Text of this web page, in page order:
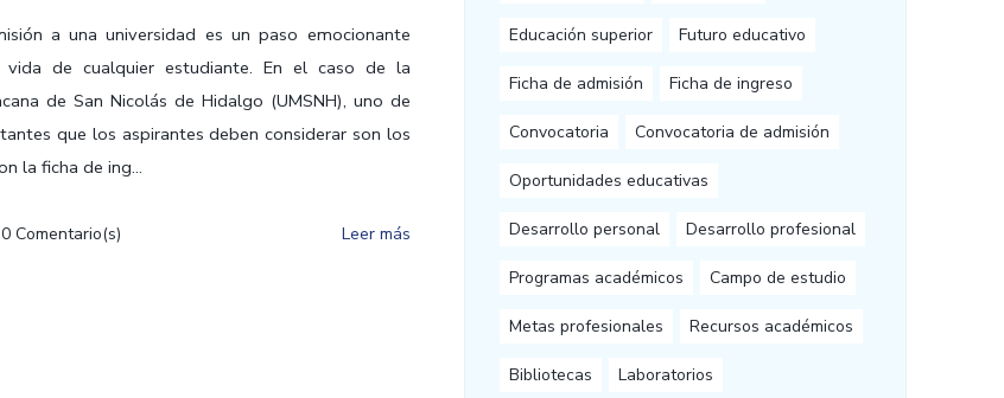
a una universidad es un paso emocionante
de cualquier estudiante. En el caso de la
de San Nicolás de Hidalgo (UMSNH), uno de
que los aspirantes deben considerar son los
la ficha de ing...
0Comentario(s) Leer más
Educación superior Futuro educativo
Ficha de admisión Ficha de ingreso
Convocatoria Convocatoria de admisión
Oportunidades educativas
Desarrollo personal Desarrollo profesional
Programas académicos Campo de estudio
Metas profesionales Recursos académicos
Bibliotecas Laboratorios